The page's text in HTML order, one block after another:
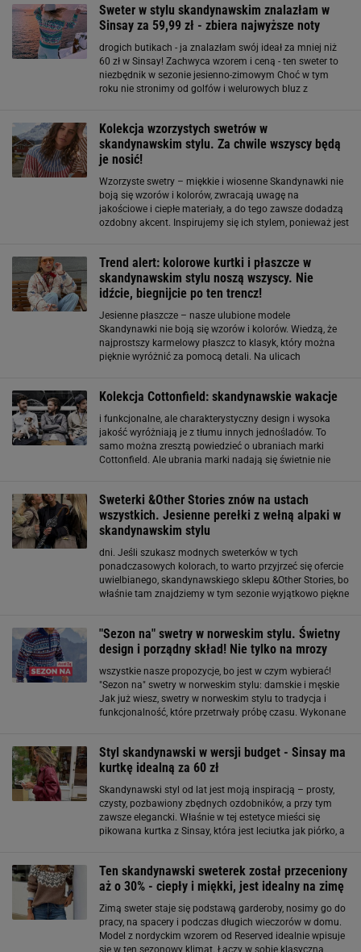
Sweter w stylu skandynawskim znalazłam w
Sinsay za 59,99 zł - zbiera najwyższe noty
drogich butikach - ja znalazłam swój ideał za mniej niż
60 zł w Sinsay! Zachwyca wzorem i ceną - ten sweter to
niezbędnik w sezonie jesienno-zimowym Choć w tym
roku nie stronimy od golfów i welurowych bluz z
Kolekcja wzorzystych swetrów w
skandynawskim stylu. Za chwile wszyscy będą
je nosić!
Wzorzyste swetry – miękkie i wiosenne Skandynawki nie
boją się wzorów i kolorów, zwracają uwagę na
jakościowe i ciepłe materiały, a do tego zawsze dodadzą
ozdobny akcent. Inspirujemy się ich stylem, ponieważ jest
Trend alert: kolorowe kurtki i płaszcze w
skandynawskim stylu noszą wszyscy. Nie
idźcie, biegnijcie po ten trencz!
Jesienne płaszcze – nasze ulubione modele
Skandynawki nie boją się wzorów i kolorów. Wiedzą, że
najprostszy karmelowy płaszcz to klasyk, który można
pięknie wyróżnić za pomocą detali. Na ulicach
Kolekcja Cottonfield: skandynawskie wakacje
i funkcjonalne, ale charakterystyczny design i wysoka
jakość wyróżniają je z tłumu innych jednośladów. To
samo można zresztą powiedzieć o ubraniach marki
Cottonfield. Ale ubrania marki nadają się świetnie nie
Sweterki &Other Stories znów na ustach
wszystkich. Jesienne perełki z wełną alpaki w
skandynawskim stylu
dni. Jeśli szukasz modnych sweterków w tych
ponadczasowych kolorach, to warto przyjrzeć się ofercie
uwielbianego, skandynawskiego sklepu &Other Stories, bo
właśnie tam znajdziemy w tym sezonie wyjątkowo piękne
"Sezon na" swetry w norweskim stylu. Świetny
design i porządny skład! Nie tylko na mrozy
wszystkie nasze propozycje, bo jest w czym wybierać!
"Sezon na" swetry w norweskim stylu: damskie i męskie
Jak już wiesz, swetry w norweskim stylu to tradycja i
funkcjonalność, które przetrwały próbę czasu. Wykonane
Styl skandynawski w wersji budget - Sinsay ma
kurtkę idealną za 60 zł
Skandynawski styl od lat jest moją inspiracją – prosty,
czysty, pozbawiony zbędnych ozdobników, a przy tym
zawsze elegancki. Właśnie w tej estetyce mieści się
pikowana kurtka z Sinsay, która jest leciutka jak piórko, a
Ten skandynawski sweterek został przeceniony
aż o 30% - ciepły i miękki, jest idealny na zimę
Zimą sweter staje się podstawą garderoby, nosimy go do
pracy, na spacery i podczas długich wieczorów w domu.
Model z nordyckim wzorem od Reserved idealnie wpisuje
się w ten sezonowy klimat. Łączy w sobie klasyczną